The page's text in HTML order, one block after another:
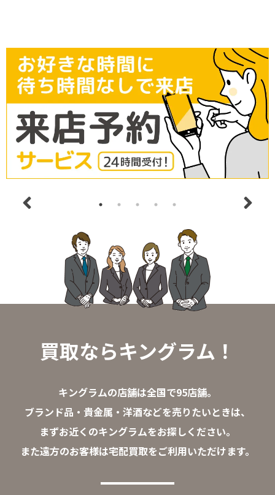
買取ならキングラム！
キングラムの店舗は全国で95店舗。
ブランド品・貴金属・洋酒などを売りたいときは、
まずお近くのキングラムをお探しください。
また遠方のお客様は宅配買取をご利用いただけます。